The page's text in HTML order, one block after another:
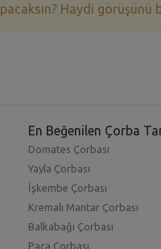
Haydi görüşünü
En Beğenilen Çorba
Domates Çorbası
Yayla Çorbası
İşkembe Çorbası
Kremalı Mantar Çorbası
Balkabağı Çorbası
Paça Çorbası